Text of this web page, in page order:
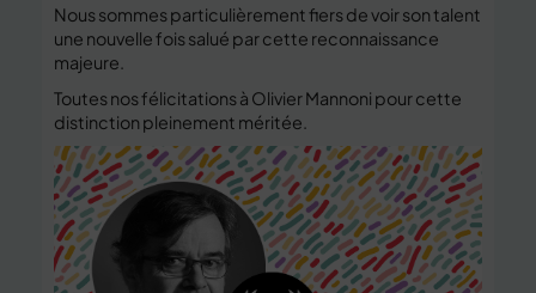
Nous sommes particulièrement fiers de voir son talent
une nouvelle fois salué par cette reconnaissance
majeure.
Toutes nos félicitations à Olivier Mannoni pour cette
distinction pleinement méritée.